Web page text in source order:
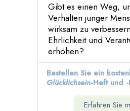
Gibt es einen Weg,
Verhalten junger
wirksam zu
Ehrlichkeit und
erhöhen?
Bestellen Sie ein
Glücklichsein-Heft und
Erfahren Sie